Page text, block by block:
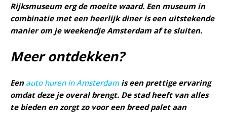
Rijksmuseum erg de moeite waard. Een museum in
combinatie met een heerlijk diner is een uitstekende
manier om je weekendje Amsterdam af te sluiten.
Meer ontdekken?
Een auto huren in Amsterdamis een prettige ervaring
omdat deze je overal brengt. De stad heeft van alles
te bieden en zorgt zo voor een breed palet aan